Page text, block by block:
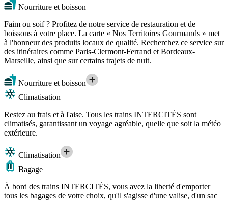
Nourriture et boisson
Faim ou soif ? Profitez de notre service de restauration et de
boissons à votre place. La carte « Nos Territoires Gourmands » met
à l'honneur des produits locaux de qualité. Recherchez ce service sur
des itinéraires comme Paris-Clermont-Ferrand et Bordeaux-
Marseille, ainsi que sur certains trajets de nuit.
Nourriture et boisson
Climatisation
Restez au frais et à l'aise. Tous les trains INTERCITÉS sont
climatisés, garantissant un voyage agréable, quelle que soit la météo
extérieure.
Climatisation
Bagage
À bord des trains INTERCITÉS, vous avez la liberté d'emporter
tous les bagages de votre choix, qu'il s'agisse d'une valise, d'un sac